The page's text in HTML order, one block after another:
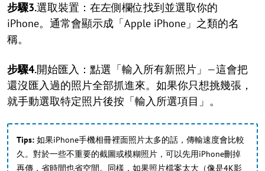
步驟3.選取裝置：在左側欄位找到並選取你的
iPhone。通常會顯示成「Apple iPhone」之類的名
稱。
步驟4.開始匯入：點選「輸入所有新照片」—這會把
還沒匯入過的照片全部抓進來。如果你只想挑幾張，
就手動選取特定照片後按「輸入所選項目」。
Tips: 如果iPhone手機相冊裡面照片太多的話，傳輸速度會比較
久。對於一些不重要的截圖或模糊照片，可以先用iPhone刪掉
再傳，省時間也省空間。同樣，如果照片檔案太大（像是4K影